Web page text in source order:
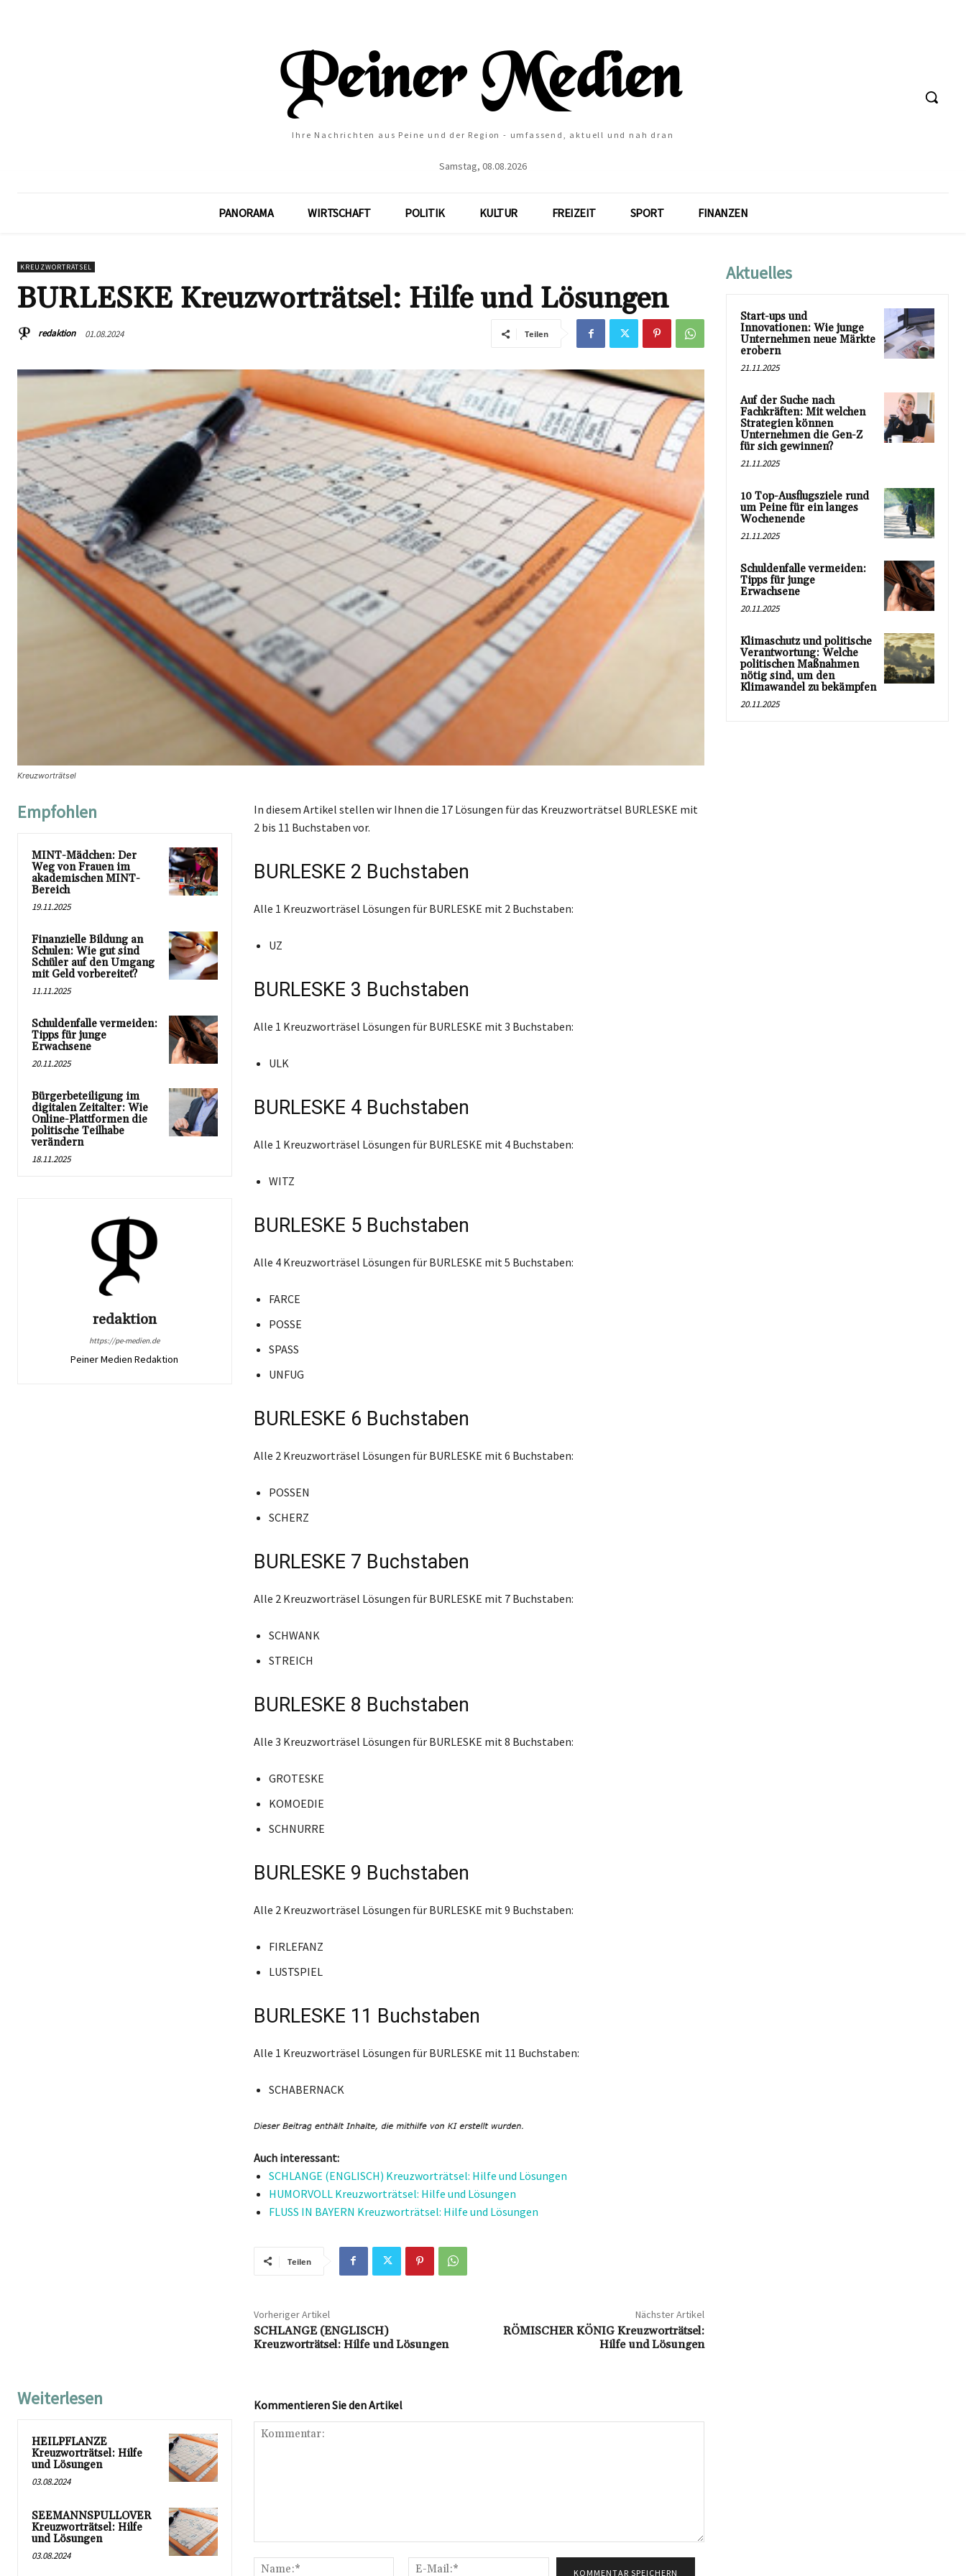
Ihre Nachrichten aus Peine und der Region - umfassend, aktuell und nah dran
Samstag, 08.08.2026
PANORAMA WIRTSCHAFT POLITIK KULTUR FREIZEIT SPORT FINANZEN
KREUZWORTRÄTSEL
BURLESKE Kreuzworträtsel: Hilfe und Lösungen
redaktion 01.08.2024 Teilen
Kreuzworträtsel
Empfohlen
MINT-Mädchen: Der
Weg von Frauen im
akademischen MINT-
Bereich
19.11.2025
Finanzielle Bildung an
Schulen: Wie gut sind
Schüler auf den Umgang
mit Geld vorbereitet?
11.11.2025
Schuldenfalle vermeiden:
Tipps für junge
Erwachsene
20.11.2025
Bürgerbeteiligung im
digitalen Zeitalter: Wie
Online-Plattformen die
politische Teilhabe
verändern
18.11.2025
redaktion
https://pe-medien.de
Peiner Medien Redaktion
In diesem Artikel stellen wir Ihnen die 17 Lösungen für das Kreuzworträtsel BURLESKE mit
2 bis 11 Buchstaben vor.
BURLESKE 2 Buchstaben
Alle 1 Kreuzworträsel Lösungen für BURLESKE mit 2 Buchstaben:
UZ
BURLESKE 3 Buchstaben
Alle 1 Kreuzworträsel Lösungen für BURLESKE mit 3 Buchstaben:
ULK
BURLESKE 4 Buchstaben
Alle 1 Kreuzworträsel Lösungen für BURLESKE mit 4 Buchstaben:
WITZ
BURLESKE 5 Buchstaben
Alle 4 Kreuzworträsel Lösungen für BURLESKE mit 5 Buchstaben:
FARCE
POSSE
SPASS
UNFUG
BURLESKE 6 Buchstaben
Alle 2 Kreuzworträsel Lösungen für BURLESKE mit 6 Buchstaben:
POSSEN
SCHERZ
BURLESKE 7 Buchstaben
Alle 2 Kreuzworträsel Lösungen für BURLESKE mit 7 Buchstaben:
SCHWANK
STREICH
BURLESKE 8 Buchstaben
Alle 3 Kreuzworträsel Lösungen für BURLESKE mit 8 Buchstaben:
GROTESKE
KOMOEDIE
SCHNURRE
BURLESKE 9 Buchstaben
Alle 2 Kreuzworträsel Lösungen für BURLESKE mit 9 Buchstaben:
FIRLEFANZ
LUSTSPIEL
BURLESKE 11 Buchstaben
Alle 1 Kreuzworträsel Lösungen für BURLESKE mit 11 Buchstaben:
SCHABERNACK
Auch interessant:
SCHLANGE (ENGLISCH) Kreuzworträtsel: Hilfe und Lösungen
HUMORVOLL Kreuzworträtsel: Hilfe und Lösungen
FLUSS IN BAYERN Kreuzworträtsel: Hilfe und Lösungen
Teilen
Vorheriger Artikel
SCHLANGE (ENGLISCH)
Kreuzworträtsel: Hilfe und Lösungen
Nächster Artikel
RÖMISCHER KÖNIG Kreuzworträtsel:
Hilfe und Lösungen
Weiterlesen
HEILPFLANZE
Kreuzworträtsel: Hilfe
und Lösungen
03.08.2024
SEEMANNSPULLOVER
Kreuzworträtsel: Hilfe
und Lösungen
03.08.2024
Kommentieren Sie den Artikel
Name:*
Aktuelles
Start-ups und
Innovationen: Wie junge
Unternehmen neue Märkte
erobern
21.11.2025
Auf der Suche nach
Fachkräften: Mit welchen
Strategien können
Unternehmen die Gen-Z
für sich gewinnen?
21.11.2025
10 Top-Ausflugsziele rund
um Peine für ein langes
Wochenende
21.11.2025
Schuldenfalle vermeiden:
Tipps für junge
Erwachsene
20.11.2025
Klimaschutz und politische
Verantwortung: Welche
politischen Maßnahmen
nötig sind, um den
Klimawandel zu bekämpfen
20.11.2025